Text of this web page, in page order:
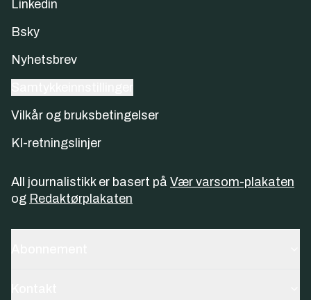
Linkedin
Bsky
Nyhetsbrev
Vilkår og bruksbetingelser
KI-retningslinjer
All journalistikk er basert på Vær varsom-plakaten
og Redaktørplakaten